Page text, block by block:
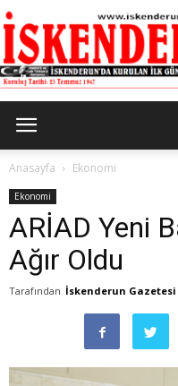
Anasayfa Ekonomi
Ekonomi
ARİAD Yeni
Ağır Oldu
Tarafından İskenderun Gazetesi